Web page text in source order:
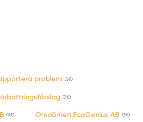
problem
Omdömen EcoGenius AB